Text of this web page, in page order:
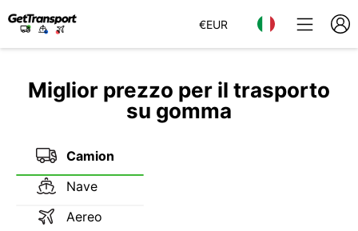
€EUR
Miglior prezzo per il trasporto
su gomma
Camion
Nave
Aereo